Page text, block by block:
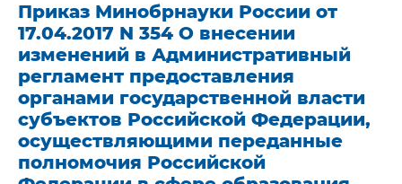
Приказ Минобрнауки России от
17.04.2017 N 354 О внесении
изменений в Административный
регламент предоставления
органами государственной власти
субъектов Российской Федерации,
осуществляющими переданные
полномочия Российской